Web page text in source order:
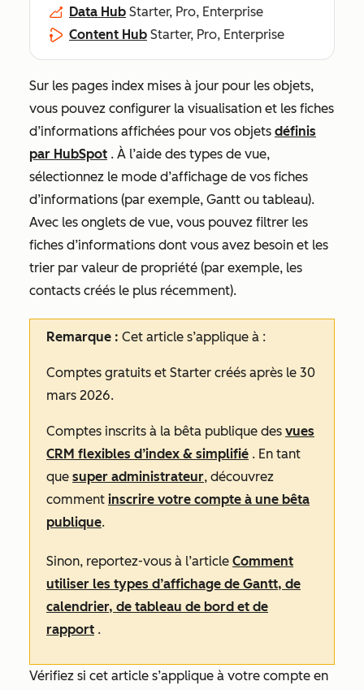
Data Hub Starter, Pro, Enterprise
Content Hub Starter, Pro, Enterprise
Sur les pages index mises à jour pour les objets,
vous pouvez configurer la visualisation et les fiches
d’informations affichées pour vos objets définis
par HubSpot . À l’aide des types de vue,
sélectionnez le mode d’affichage de vos fiches
d’informations (par exemple, Gantt ou tableau).
Avec les onglets de vue, vous pouvez filtrer les
fiches d’informations dont vous avez besoin et les
trier par valeur de propriété (par exemple, les
contacts créés le plus récemment).
Remarque : Cet article s’applique à :
Comptes gratuits et Starter créés après le 30
mars 2026.
Comptes inscrits à la bêta publique des vues
CRM flexibles d’index & simplifié . En tant
que super administrateur, découvrez
comment inscrire votre compte à une bêta
publique.
Sinon, reportez-vous à l’article Comment
utiliser les types d’affichage de Gantt, de
calendrier, de tableau de bord et de
rapport .
Vérifiez si cet article s’applique à votre compte en